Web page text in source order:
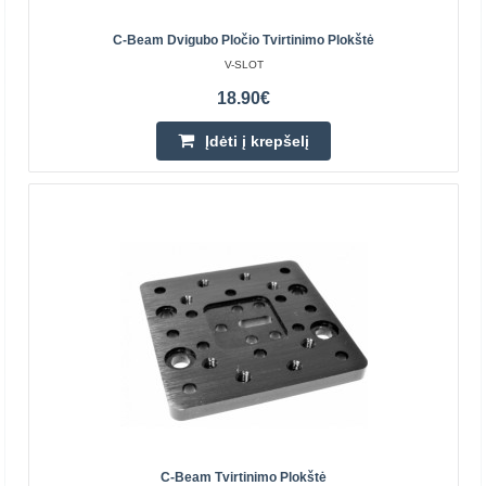
Kampinis laikiklis skirtas 2020 aliuminio profiliams -
Šie kampiniai laikikliai yra standartinio dydžio 20 mm x 20
mm x 17 mm (su 4 mm pločio T angos skirtuku). Jie
naudojami sujungti du V-SLOT arba 20 serijos T-SLO..
C-Beam Dvigubo Pločio Tvirtinimo Plokštė
V-SLOT
18.90€
Įdėti į krepšelį
C-Beam Tvirtinimo Plokštė